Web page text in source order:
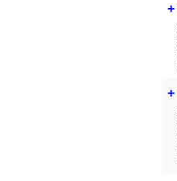
+
+